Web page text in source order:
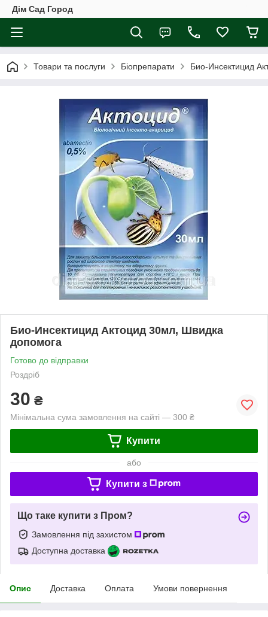
Дім Сад Город
Товари та послуги Біопрепарати Био-Инсектицид
Био-Инсектицид Актоцид 30мл, Швидка
допомога
Готово до відправки
Роздріб
30 ₴
Мінімальна сума замовлення на сайті — 300 ₴
Купити
або
Купити з
Що таке купити з Пром?
Замовлення під захистом
Доступна доставка
Опис Доставка Оплата Умови повернення